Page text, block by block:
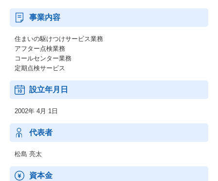
事業内容
住まいの駆けつけサービス業務
アフター点検業務
コールセンター業務
定期点検サービス
設立年月日
2002年 4月 1日
代表者
松島 亮太
資本金